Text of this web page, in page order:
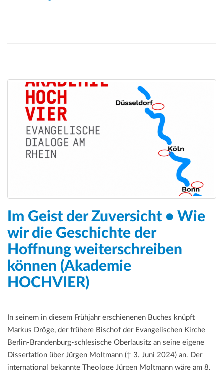
Im Geist der Zuversicht • Wie
wir die Geschichte der
Hoffnung weiterschreiben
können (Akademie
HOCHVIER)
In seinem in diesem Frühjahr erschienenen Buches knüpft
Markus Dröge, der frühere Bischof der Evangelischen Kirche
Berlin-Brandenburg-schlesische Oberlausitz an seine eigene
Dissertation über Jürgen Moltmann († 3. Juni 2024) an. Der
international bekannte Theologe Jürgen Moltmann wäre am 8.